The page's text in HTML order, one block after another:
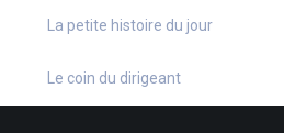
La petite histoire du jour
Le coin du dirigeant